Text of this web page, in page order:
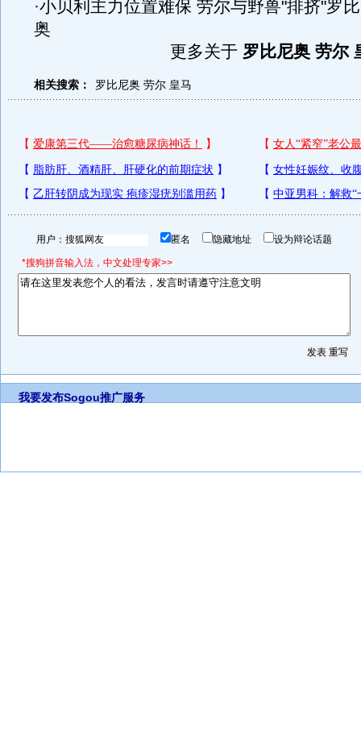
·小贝利主力位置难保 劳尔与野兽"排挤"罗
奥
更多关于 罗比尼奥 劳尔
相关搜索： 罗比尼奥 劳尔 皇马
用户： 匿名 隐藏地址 设为辩论话题
*搜狗拼音输入法，中文处理专家>>
我要发布Sogou推广服务